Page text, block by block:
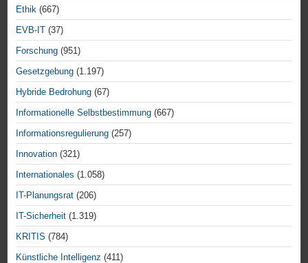
Ethik (667)
EVB-IT (37)
Forschung (951)
Gesetzgebung (1.197)
Hybride Bedrohung (67)
Informationelle Selbstbestimmung (667)
Informationsregulierung (257)
Innovation (321)
Internationales (1.058)
IT-Planungsrat (206)
IT-Sicherheit (1.319)
KRITIS (784)
Künstliche Intelligenz (411)